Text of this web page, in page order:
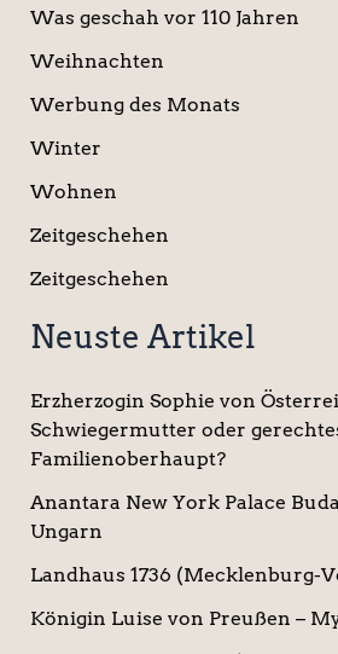
Was geschah vor 110 Jahren
Weihnachten
Werbung des Monats
Winter
Wohnen
Zeitgeschehen
Zeitgeschehen
Neuste Artikel
Erzherzogin Sophie von
Schwiegermutter oder
Familienoberhaupt?
Anantara New York Palace
Ungarn
Landhaus 1736 (Mecklenburg-
Königin Luise von Preußen –